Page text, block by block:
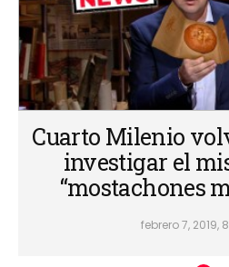
Cuarto Milenio
investigar el
“mostachones
febrero 7, 2019,